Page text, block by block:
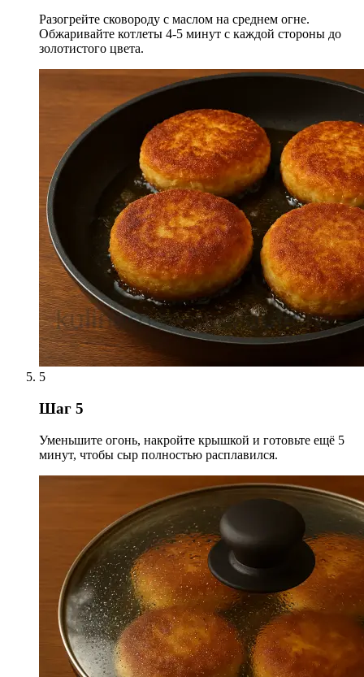
Разогрейте сковороду с маслом на среднем огне.
Обжаривайте котлеты 4-5 минут с каждой стороны до
золотистого цвета.
5
Шаг 5
Уменьшите огонь, накройте крышкой и готовьте ещё 5
минут, чтобы сыр полностью расплавился.